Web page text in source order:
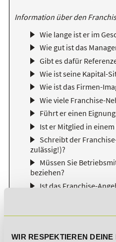
WIR RESPEKTIEREN DEINE
Information über den
Wie lange ist er im
Wie gut ist das
Gibt es dafür
Wie ist seine Kapital-
Wie ist das Firmen-
Wie viele Franchise-
Führt er einen
Ist er Mitglied in einem
Schreibt der
zulässig!)?
Müssen Sie
beziehen?
Ist das Franchise-
Passen Produkt,
Ist fachliche und
Gibt es eine
an Angebote zur